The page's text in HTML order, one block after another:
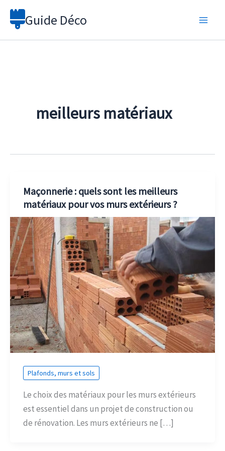
Aller
Guide Déco
meilleurs matériaux
Maçonnerie : quels sont les meilleurs
matériaux pour vos murs extérieurs ?
Plafonds, murs et sols
Le choix des matériaux pour les murs extérieurs
est essentiel dans un projet de construction ou
de rénovation. Les murs extérieurs ne […]